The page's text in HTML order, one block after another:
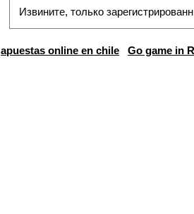
Извините, только
apuestas online en chile Go game in